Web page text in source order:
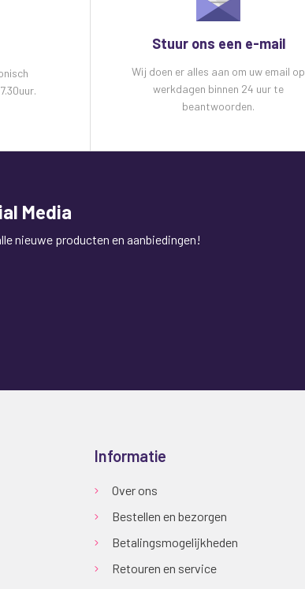
Stuur ons een e-mail
Wij doen er alles aan om uw email op
werkdagen binnen 24 uur te
beantwoorden.
Media
nieuwe producten en aanbiedingen!
Informatie
Over ons
Bestellen en bezorgen
Betalingsmogelijkheden
Retouren en service